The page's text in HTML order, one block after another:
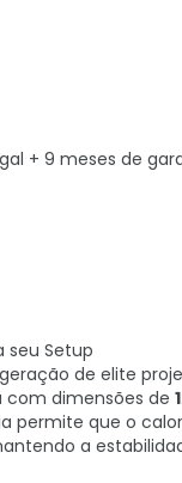
+ 9 meses de
seu Setup
de elite
dimensões de
permite que o
a